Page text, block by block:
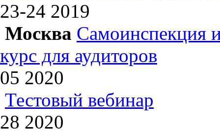
23-24 2019
Москва Самоинспекция
курс для аудиторов
05 2020
Тестовый вебинар
28 2020